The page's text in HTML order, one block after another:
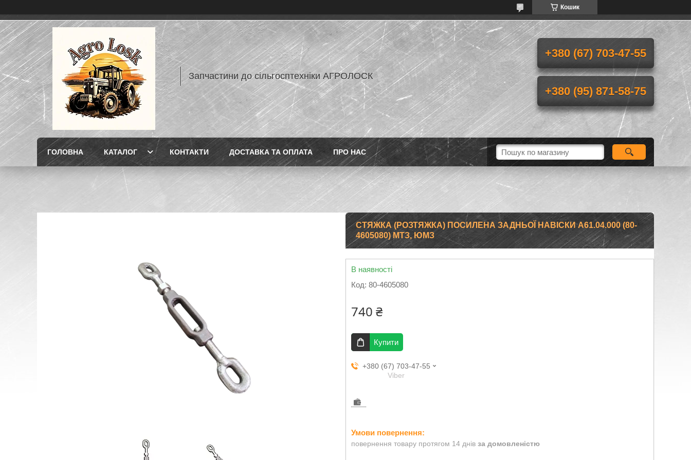
Кошик
Запчастини до сільгосптехніки АГРОЛОСК
+380 (67) 703-47-55
+380 (95) 871-58-75
ГОЛОВНА КАТАЛОГ КОНТАКТИ ДОСТАВКА ТА ОПЛАТА ПРО НАС
СТЯЖКА (РОЗТЯЖКА) ПОСИЛЕНА ЗАДНЬОЇ НАВІСКИ А61.04.000 (80-
4605080) МТЗ, ЮМЗ
В наявності
Код: 80-4605080
740 ₴
Купити
+380 (67) 703-47-55
Viber
повернення товару протягом 14 днів за домовленістю